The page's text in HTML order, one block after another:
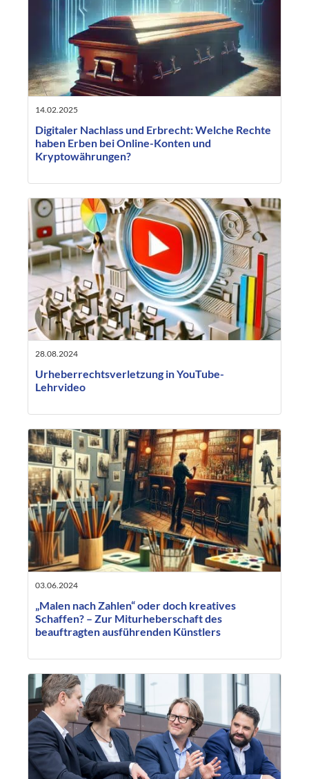
14.02.2025
Digitaler Nachlass und Erbrecht: Welche Rechte
haben Erben bei Online-Konten und
Kryptowährungen?
28.08.2024
Urheberrechtsverletzung in YouTube-
Lehrvideo
03.06.2024
„Malen nach Zahlen“ oder doch kreatives
Schaffen? – Zur Miturheberschaft des
beauftragten ausführenden Künstlers